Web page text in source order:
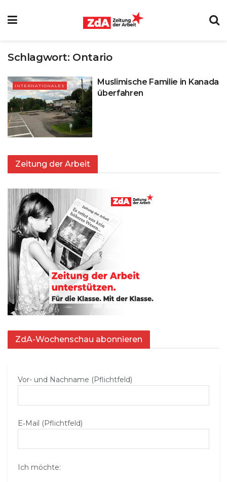
Schlagwort: Ontario
INTERNATIONALES
Muslimische Familie in Kanada
überfahren
Zeitung der Arbeit
ZdA-Wochenschau abonnieren
Vor- und Nachname (Pflichtfeld)
E‑Mail (Pflichtfeld)
Ich möchte: